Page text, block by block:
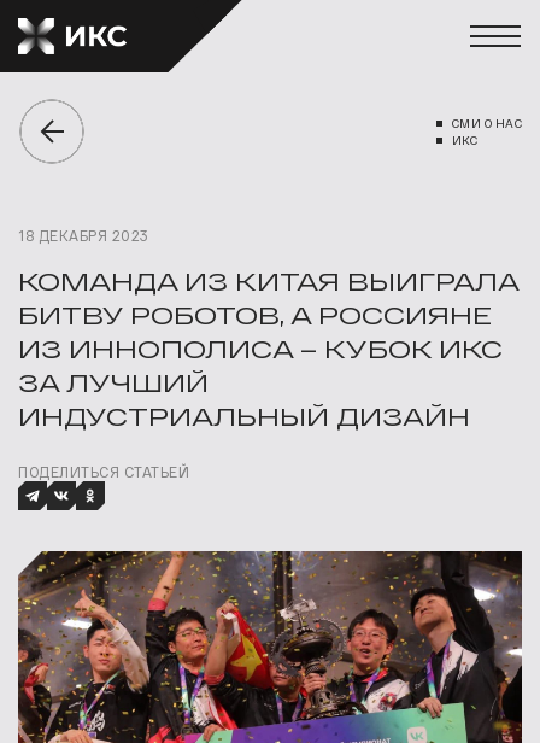
СМИ О НАС
ИКС
18 ДЕКАБРЯ 2023
КОМАНДА ИЗ КИТАЯ ВЫИГРАЛА
БИТВУ РОБОТОВ, А РОССИЯНЕ
ИЗ ИННОПОЛИСА – КУБОК ИКС
ЗА ЛУЧШИЙ
ИНДУСТРИАЛЬНЫЙ ДИЗАЙН
ПОДЕЛИТЬСЯ СТАТЬЕЙ